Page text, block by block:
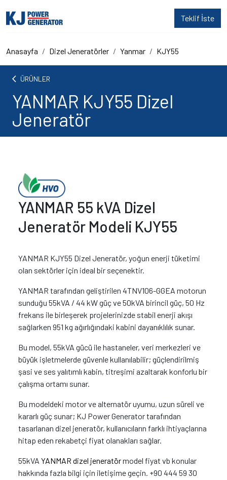
Teklif İste
Anasayfa Dizel Jeneratörler Yanmar KJY55
arrow_back_ios ÜRÜNLER
YANMAR KJY55 Dizel
Jeneratör
YANMAR 55 kVA Dizel
Jeneratör Modeli KJY55
YANMAR KJY55 Dizel Jeneratör, yoğun enerji tüketimi
olan sektörler için ideal bir seçenektir.
YANMAR tarafından geliştirilen 4TNV106-GGEA motorun
sunduğu 55kVA / 44 kW güç ve 50kVA birincil güç, 50 Hz
frekans ile birleşerek projelerinizde stabil enerji akışı
sağlarken 951 kg ağırlığındaki kabini dayanıklılık sunar.
Bu model, 55kVA gücü ile hastaneler, veri merkezleri ve
büyük işletmelerde güvenle kullanılabilir; güçlendirilmiş
şasi ve ses yalıtımlı kabin, titreşimi azaltarak konforlu bir
çalışma ortamı sunar.
Bu modeldeki motor ve alternatör uyumu, uzun süreli ve
kararlı güç sunar; KJ Power Generator tarafından
tasarlanan dizel jeneratör, kullanıcıların farklı ihtiyaçlarına
hitap eden rekabetçi fiyat olanakları sağlar.
55kVA YANMAR dizel jeneratörmodel fiyat vb konular
hakkında fazla bilgi için iletişime geçin. +90 444 59 30